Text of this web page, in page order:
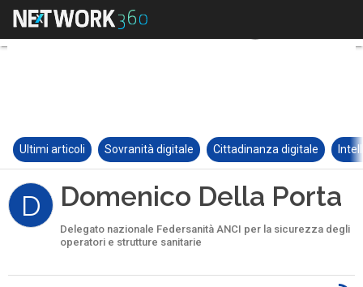
Ultimi articoli Sovranità digitale Cittadinanza digitale
D Domenico Della Porta
Delegato nazionale Federsanità ANCI per la sicurezza degli
operatori e strutture sanitarie